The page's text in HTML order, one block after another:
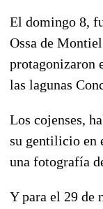
El domingo 8,
Ossa de
protagonizaron
las lagunas
Los cojenses,
su gentilicio en
una fotografía
Y para el 29 de